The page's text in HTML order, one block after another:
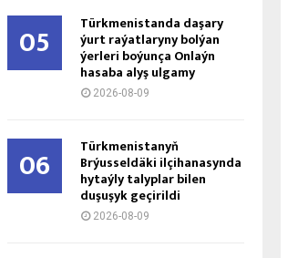
05 Türkmenistanda daşary
ýurt raýatlaryny bolýan
ýerleri boýunça Onlaýn
hasaba alyş ulgamy
2026-08-09
06 Türkmenistanyň
Brýusseldäki ilçihanasynda
hytaýly talyplar bilen
duşuşyk geçirildi
2026-08-09